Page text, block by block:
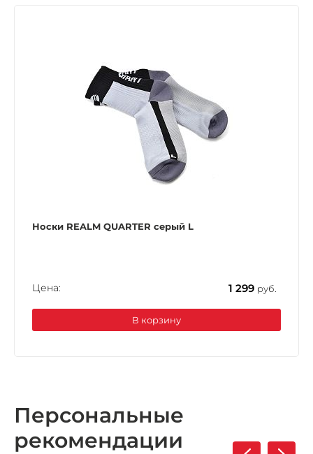
Носки REALM QUARTER серый L
Цена: 1 299 руб.
В корзину
Персональные
рекомендации